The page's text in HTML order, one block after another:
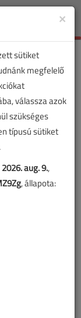
Toggle
×
sütiket
megfelelő
válassza azok
szükséges
típusú sütiket
2026. aug. 9.,
, állapota: